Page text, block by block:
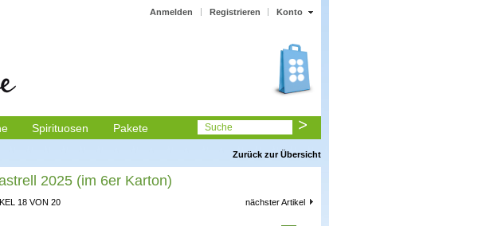
Konto
Anmelden Registrieren
Spirituosen Pakete Suche
Zurück zur Übersicht
2025 (im 6er Karton)
18 VON 20 nächster Artikel